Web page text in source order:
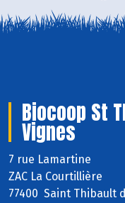
Biocoop St
Vignes
7 rue Lamartine
ZAC La Courtillière
77400 Saint Thibault